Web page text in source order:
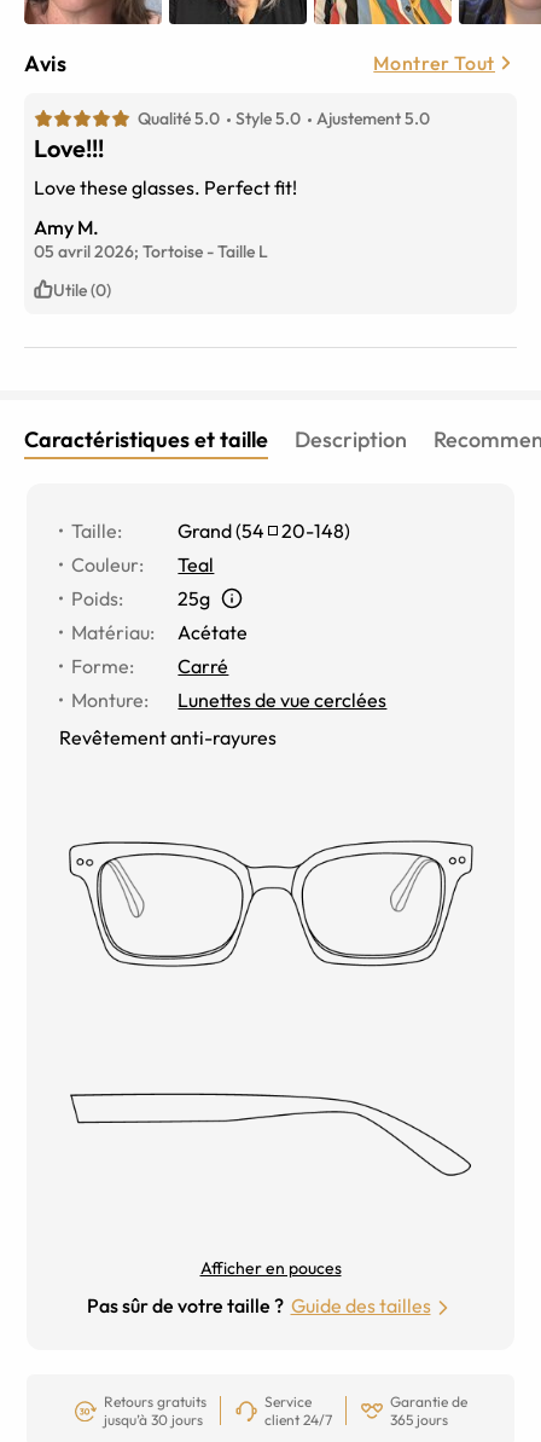
Avis Montrer Tout
Qualité 5.0 Style 5.0 Ajustement 5.0
Love!!!
Love these glasses. Perfect fit!
Amy M.
05 avril 2026; Tortoise -Taille L
Utile (0)
Caractéristiques et taille Description
Taille: Grand(54 20-148)
Couleur:
Teal
Poids:
25g
Matériau:
Acétate
Forme:
Carré
Monture:
Lunettes de vue cerclées
Revêtement anti-rayures
Afficher en pouces
Pas sûr de votre taille ? Guide des tailles
Retours gratuits
jusqu’à 30 jours
Service
client 24/7
Garantie de
365 jours